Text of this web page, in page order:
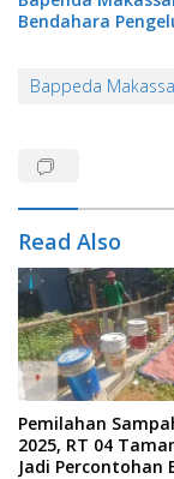
Bendahara
Bappeda
Read Also
Pemilahan
2025, RT 04
Jadi Percontohan